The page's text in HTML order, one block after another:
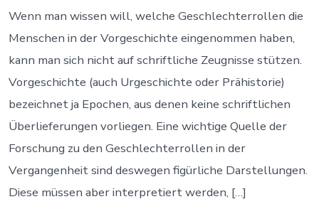
Mann
oder
was?
Wenn man wissen will, welche Geschlechterrollen die
Menschen in der Vorgeschichte eingenommen haben,
kann man sich nicht auf schriftliche Zeugnisse stützen.
Vorgeschichte (auch Urgeschichte oder Prähistorie)
bezeichnet ja Epochen, aus denen keine schriftlichen
Überlieferungen vorliegen. Eine wichtige Quelle der
Forschung zu den Geschlechterrollen in der
Vergangenheit sind deswegen figürliche Darstellungen.
Diese müssen aber interpretiert werden, […]